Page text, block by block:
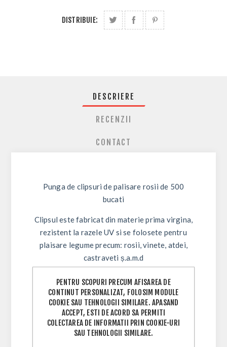
DISTRIBUIE:
DESCRIERE
RECENZII
CONTACT
Punga de clipsuri de palisare rosii de 500
bucati
Clipsul este fabricat din materie prima virgina,
rezistent la razele UV si se folosete pentru
plaisare legume precum: rosii, vinete, atdei,
castraveti ș.a.m.d
Este prevazut cu o zona speciala de prindere a
atei de palisat si nu aluneca de-a lungul atei.
Odata ce planta se dezvolta pot fi mutate de-a
lungul firului.
PENTRU SCOPURI PRECUM AFISAREA DE
CONTINUT PERSONALIZAT, FOLOSIM MODULE
COOKIE SAU TEHNOLOGII SIMILARE. APASAND
ACCEPT, ESTI DE ACORD SA PERMITI
COLECTAREA DE INFORMATII PRIN COOKIE-URI
SAU TEHNOLOGII SIMILARE.